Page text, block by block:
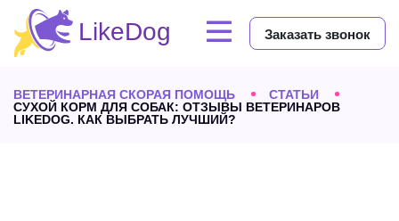
Заказать звонок
ВЕТЕРИНАРНАЯ СКОРАЯ ПОМОЩЬ
СТАТЬИ
СУХОЙ КОРМ ДЛЯ СОБАК: ОТЗЫВЫ ВЕТЕРИНАРОВ
LIKEDOG. КАК ВЫБРАТЬ ЛУЧШИЙ?